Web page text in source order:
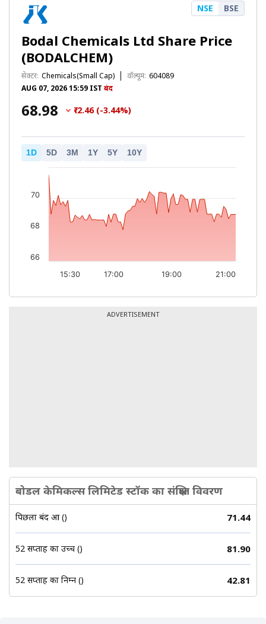
Bodal Chemicals Ltd Share Price
(BODALCHEM)
सेक्टर: Chemicals(Small Cap) वॉल्यूम: 604089
AUG 07, 2026 15:59 IST बंद
NSE BSE
₹68.98 ₹-2.46 (-3.44%)
1D 5D 3M 1Y 5Y 10Y
15:30 17:00 19:00 21:00
66
68
70
ADVERTISEMENT
बोडल केमिकल्स लिमिटेड स्टॉक का संक्षिप्त विवरण
पिछला बंद हुआ (₹) 71.44
52 सप्ताह का उच्च (₹) 81.90
52 सप्ताह का निम्न (₹) 42.81